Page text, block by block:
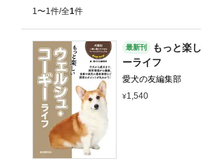
1〜1件/全1件
最新刊
もっと楽
ーライフ
愛犬の友編集部
1,540